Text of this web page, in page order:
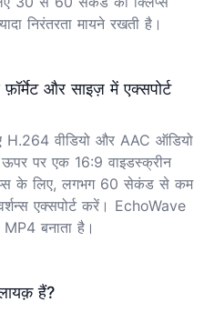
निरंतरता मायने रखती है।
और साइज़ में एक्सपोर्ट
वीडियो और AAC ऑडियो
पर एक 16:9 वाइडस्क्रीन
के लिए, लगभग 60 सेकंड से कम
एक्सपोर्ट करें। EchoWave
बनाता है।
हैं?